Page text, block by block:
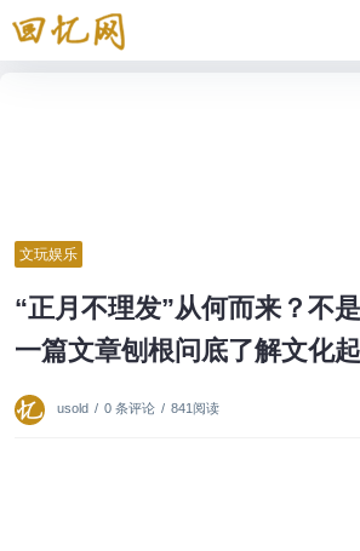
文玩娱乐
“正月不理发”从何而来？不
一篇文章刨根问底了解文化
usold / 0 条评论 / 841阅读